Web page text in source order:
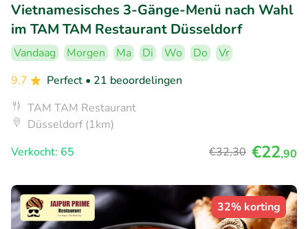
Vietnamesisches 3-Gänge-Menü nach Wahl
im TAM TAM Restaurant Düsseldorf
Vandaag Morgen Ma Di Wo Do
Vr
9.7
Perfect • 21 beoordelingen
TAM TAM Restaurant
Düsseldorf (1km)
Verkocht: 65
€32,30 €22,90
32% korting